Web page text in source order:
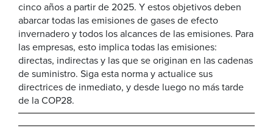
cinco años a partir de 2025. Y estos objetivos deben
abarcar todas las emisiones de gases de efecto
invernadero y todos los alcances de las emisiones. Para
las empresas, esto implica todas las emisiones:
directas, indirectas y las que se originan en las cadenas
de suministro. Siga esta norma y actualice sus
directrices de inmediato, y desde luego no más tarde
de la COP28.